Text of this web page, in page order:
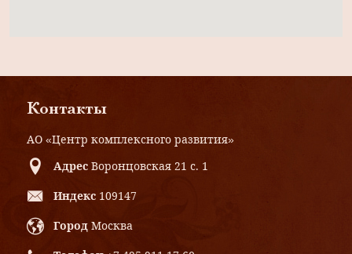
Контакты
АО «Центр комплексного развития»
Адрес Воронцовская 21 с. 1
Индекс 109147
Город Москва